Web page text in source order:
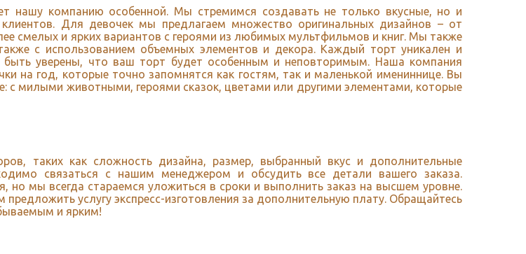
нашу компанию особенной. Мы стремимся создавать не только вкусные, но и
Для девочек мы предлагаем множество оригинальных дизайнов – от
смелых и ярких вариантов с героями из любимых мультфильмов и книг. Мы также
с использованием объемных элементов и декора. Каждый торт уникален и
уверены, что ваш торт будет особенным и неповторимым. Наша компания
на год, которые точно запомнятся как гостям, так и маленькой имениннице. Вы
с милыми животными, героями сказок, цветами или другими элементами, которые
таких как сложность дизайна, размер, выбранный вкус и дополнительные
связаться с нашим менеджером и обсудить все детали вашего заказа.
но мы всегда стараемся уложиться в сроки и выполнить заказ на высшем уровне.
услугу экспресс-изготовления за дополнительную плату. Обращайтесь
и ярким!